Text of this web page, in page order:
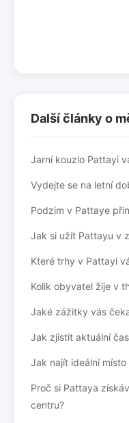
Další články o
Jarní kouzlo Pattayi
Vydejte se na letní
Podzim v Pattaye
Jak si užít Pattayu v
Které trhy v Pattayi
Kolik obyvatel žije v
Jaké zážitky vás
Jak zjistit aktuální
Jak najít ideální
Proč si Pattaya
centru?